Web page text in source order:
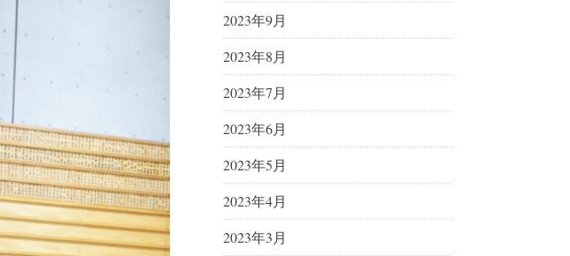
2023年9月
2023年8月
2023年7月
2023年6月
2023年5月
2023年4月
2023年3月